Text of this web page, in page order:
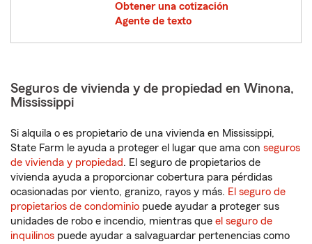
Obtener una cotización
Agente de texto
Seguros de vivienda y de propiedad en Winona,
Mississippi
Si alquila o es propietario de una vivienda en Mississippi,
State Farm le ayuda a proteger el lugar que ama con seguros
de vivienda y propiedad. El seguro de propietarios de
vivienda ayuda a proporcionar cobertura para pérdidas
ocasionadas por viento, granizo, rayos y más. El seguro de
propietarios de condominio puede ayudar a proteger sus
unidades de robo e incendio, mientras que el seguro de
inquilinos puede ayudar a salvaguardar pertenencias como